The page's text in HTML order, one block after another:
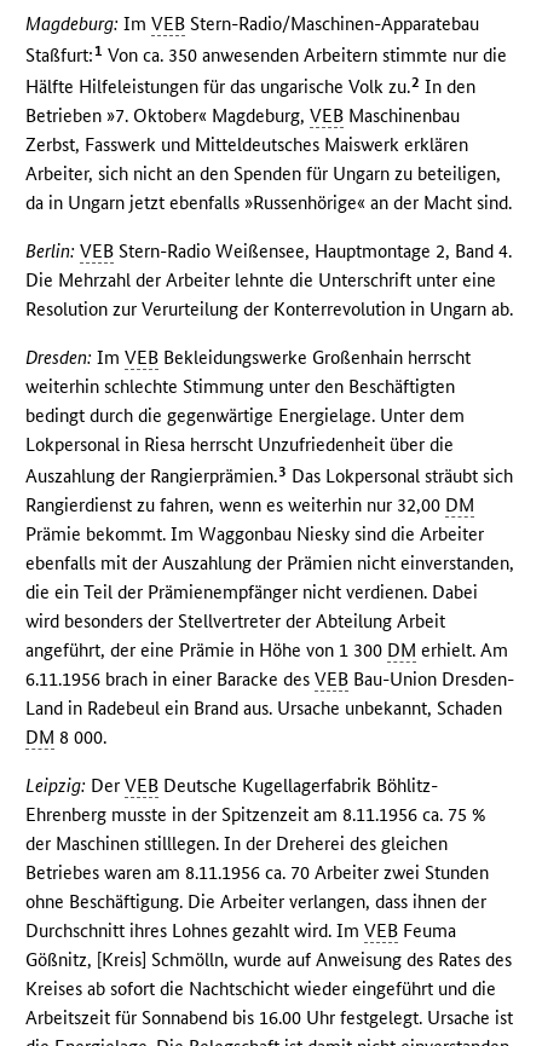
Magdeburg: ImVEB Stern-Radio/Maschinen-Apparatebau
Staßfurt:1 Von ca. 350 anwesenden Arbeitern stimmte nur die
Hälfte Hilfeleistungen für das ungarische Volk zu.2 In den
Betrieben »7. Oktober« Magdeburg,VEB Maschinenbau
Zerbst, Fasswerk und Mitteldeutsches Maiswerk erklären
Arbeiter, sich nicht an den Spenden für Ungarn zu beteiligen,
da in Ungarn jetzt ebenfalls »Russenhörige« an der Macht sind.
Berlin: VEB Stern-Radio Weißensee, Hauptmontage 2, Band 4.
Die Mehrzahl der Arbeiter lehnte die Unterschrift unter eine
Resolution zur Verurteilung der Konterrevolution in Ungarn ab.
Dresden: ImVEB Bekleidungswerke Großenhain herrscht
weiterhin schlechte Stimmung unter den Beschäftigten
bedingt durch die gegenwärtige Energielage. Unter dem
Lokpersonal in Riesa herrscht Unzufriedenheit über die
Auszahlung der Rangierprämien.3 Das Lokpersonal sträubt sich
Rangierdienst zu fahren, wenn es weiterhin nur 32,00 DM
Prämie bekommt. Im Waggonbau Niesky sind die Arbeiter
ebenfalls mit der Auszahlung der Prämien nicht einverstanden,
die ein Teil der Prämienempfänger nicht verdienen. Dabei
wird besonders der Stellvertreter der Abteilung Arbeit
angeführt, der eine Prämie in Höhe von 1 300 DM erhielt. Am
6.11.1956 brach in einer Baracke desVEB Bau-Union Dresden-
Land in Radebeul ein Brand aus. Ursache unbekannt, Schaden
DM 8 000.
Leipzig: DerVEB Deutsche Kugellagerfabrik Böhlitz-
Ehrenberg musste in der Spitzenzeit am 8.11.1956 ca. 75 %
der Maschinen stilllegen. In der Dreherei des gleichen
Betriebes waren am 8.11.1956 ca. 70 Arbeiter zwei Stunden
ohne Beschäftigung. Die Arbeiter verlangen, dass ihnen der
Durchschnitt ihres Lohnes gezahlt wird. ImVEB Feuma
Gößnitz, [Kreis] Schmölln, wurde auf Anweisung des Rates des
Kreises ab sofort die Nachtschicht wieder eingeführt und die
Arbeitszeit für Sonnabend bis 16.00 Uhr festgelegt. Ursache ist